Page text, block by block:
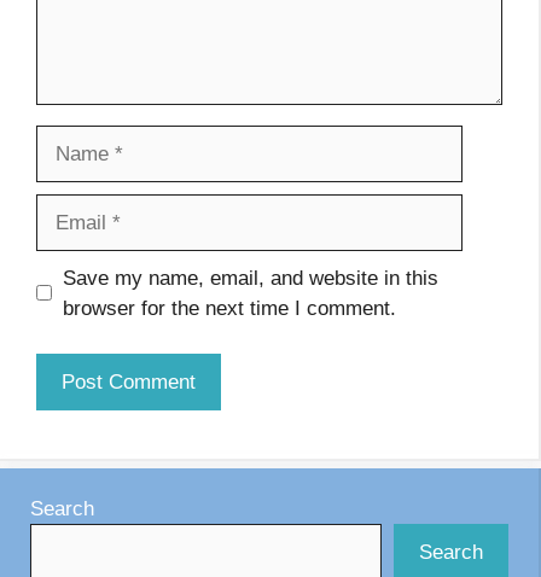
Website
Save my name, email, and website in this
browser for the next time I comment.
Search
Search